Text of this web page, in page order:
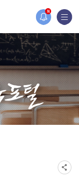
N
개설되었습니다.